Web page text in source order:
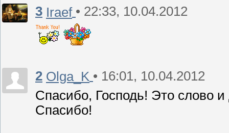
3 Iraef • 22:33, 10.04.2012
2 Olga_K • 16:01, 10.04.2012
Спасибо, Господь! Это слово
Спасибо!